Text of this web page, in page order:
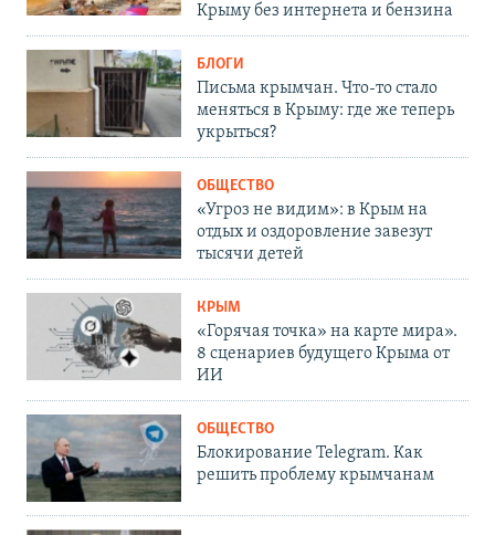
Крыму без интернета и бензина
БЛОГИ
Письма крымчан. Что-то стало
меняться в Крыму: где же теперь
укрыться?
ОБЩЕСТВО
«Угроз не видим»: в Крым на
отдых и оздоровление завезут
тысячи детей
КРЫМ
«Горячая точка» на карте мира».
8 сценариев будущего Крыма от
ИИ
ОБЩЕСТВО
Блокирование Telegram. Как
решить проблему крымчанам